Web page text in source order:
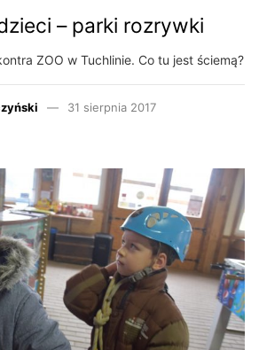
– parki rozrywki
ZOO w Tuchlinie. Co tu jest ściemą?
31 sierpnia 2017